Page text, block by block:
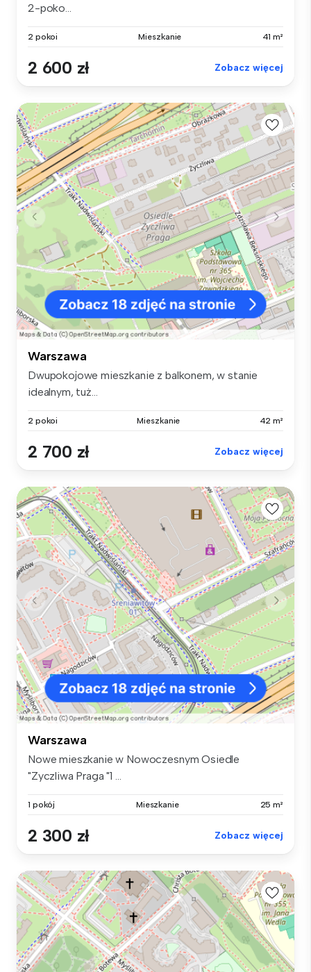
2-poko...
2 pokoi Mieszkanie 41 m²
2 600 zł Zobacz więcej
Warszawa
Dwupokojowe mieszkanie z balkonem, w stanie
idealnym, tuż...
2 pokoi Mieszkanie 42 m²
2 700 zł Zobacz więcej
Warszawa
Nowe mieszkanie w Nowoczesnym Osiedle
"Zyczliwa Praga "1 ...
1 pokój Mieszkanie 25 m²
2 300 zł Zobacz więcej